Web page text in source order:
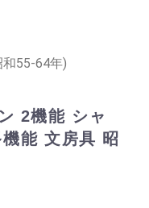
和55-64年)
2機能 シャ
能 文房具 昭